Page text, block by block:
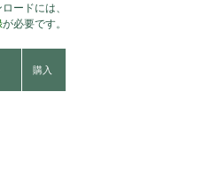
ードには、
が必要です。
購入